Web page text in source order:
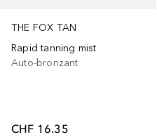
THE FOX TAN
Rapid tanning mist
Auto-bronzant
CHF 16.35